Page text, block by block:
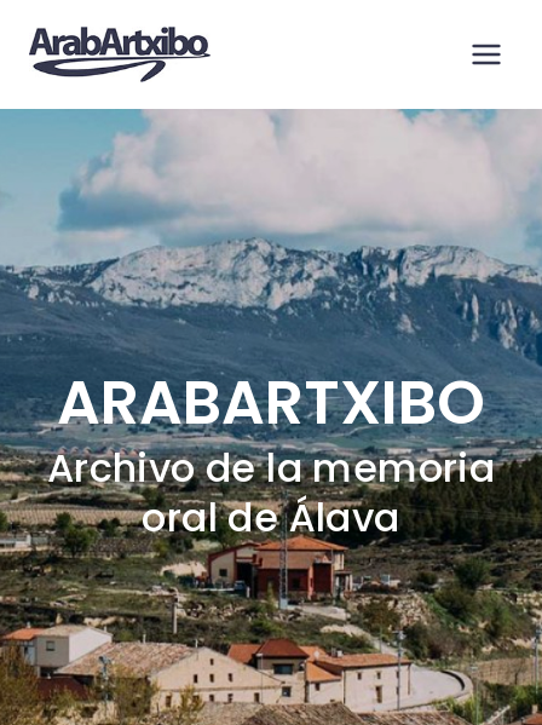
contenido
ARABARTXIBO
Archivo de la memoria
oral de Álava